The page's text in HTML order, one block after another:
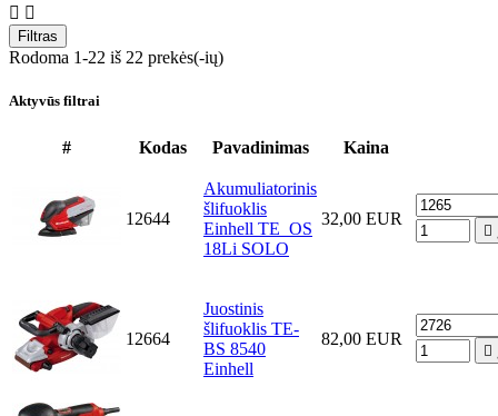
 
Filtras
Rodoma 1-22 iš 22 prekės(-ių)
Aktyvūs filtrai
# Kodas Pavadinimas Kaina
12644
Akumuliatorinis
šlifuoklis
Einhell TE_OS
18Li SOLO
32,00 EUR

12664
Juostinis
šlifuoklis TE-
BS 8540
Einhell
82,00 EUR
